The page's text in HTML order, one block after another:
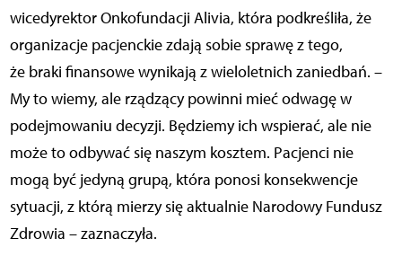
wicedyrektor Onkofundacji Alivia, która podkreśliła, że
organizacje pacjenckie zdają sobie sprawę z tego,
że braki finansowe wynikają z wieloletnich zaniedbań. –
My to wiemy, ale rządzący powinni mieć odwagę w
podejmowaniu decyzji. Będziemy ich wspierać, ale nie
może to odbywać się naszym kosztem. Pacjenci nie
mogą być jedyną grupą, która ponosi konsekwencje
sytuacji, z którą mierzy się aktualnie Narodowy Fundusz
Zdrowia – zaznaczyła.